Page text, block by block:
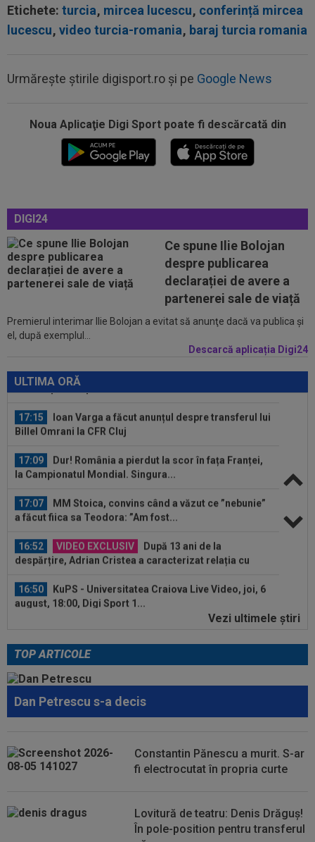
Etichete: turcia, mircea lucescu, conferință mircea
lucescu, video turcia-romania, baraj turcia romania
Urmărește știrile digisport.ro și pe Google News
Noua Aplicaţie Digi Sport poate fi descărcată din
DIGI24
Ce spune Ilie Bolojan
despre publicarea
declarației de avere a
partenerei sale de viață
Premierul interimar Ilie Bolojan a evitat să anunţe dacă va publica şi
el, după exemplul...
Descarcă aplicația Digi24
ULTIMA ORĂ
Billel Omrani la CFR Cluj
la Campionatul Mondial. Singura...
MM Stoica, convins când a văzut ce ”nebunie”
a făcut fiica sa Teodora: ”Am fost...
despărțire, Adrian Cristea a caracterizat relația cu
Bianca...
august, 18:00, Digi Sport 1...
17:38 EXCLUSIV
Gigi Becali a spus totul despre
instalarea lui Dan Petrescu la FCSB: ”A fost...
17:24 OFICIAL
Yan Diomande a semnat cu Real
Madrid! Suma finală e uriașă
euro după Campionatul Mondial al...
17:15
Billel Omrani la CFR Cluj
17:09
la Campionatul Mondial. Singura...
17:07
a făcut fiica sa Teodora: ”Am fost...
16:52 VIDEO EXCLUSIV
despărțire, Adrian Cristea a caracterizat relația cu
Bianca...
16:50
august, 18:00, Digi Sport 1...
Gigi Becali a spus totul despre
17:24 OFICIAL
Yan Diomande a semnat cu Real
Madrid! Suma finală e uriașă
17:16
FIFA încă datorează cluburilor 215 milioane de
17:15
Ioan Varga a făcut anunțul despre transferul lui
Billel Omrani la CFR Cluj
la Campionatul Mondial. Singura...
Vezi ultimele ştiri
TOP ARTICOLE
Dan Petrescu s-a decis
Constantin Pănescu a murit. S-ar
fi electrocutat în propria curte
Lovitură de teatru: Denis Drăguș!
În pole-position pentru transferul